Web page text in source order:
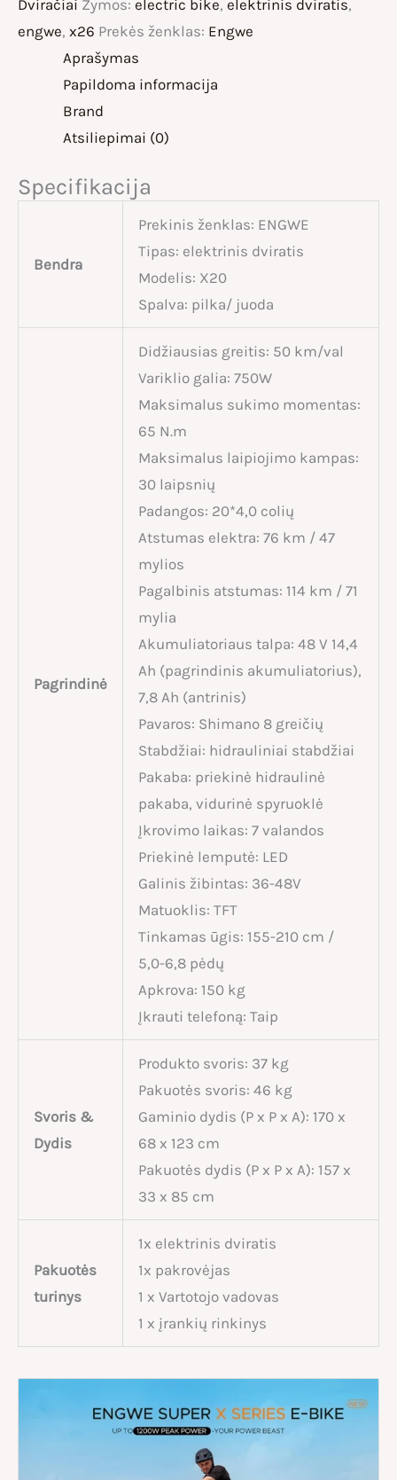
Dviračiai Žymos: electric bike, elektrinis dviratis,
engwe, x26 Prekės ženklas: Engwe
Aprašymas
Papildoma informacija
Brand
Atsiliepimai (0)
Specifikacija
Bendra
Prekinis ženklas: ENGWE
Tipas: elektrinis dviratis
Modelis: X20
Spalva: pilka/ juoda
Pagrindinė
Didžiausias greitis: 50 km/val
Variklio galia: 750W
Maksimalus sukimo momentas:
65 N.m
Maksimalus laipiojimo kampas:
30 laipsnių
Padangos: 20*4,0 colių
Atstumas elektra: 76 km / 47
mylios
Pagalbinis atstumas: 114 km / 71
mylia
Akumuliatoriaus talpa: 48 V 14,4
Ah (pagrindinis akumuliatorius),
7,8 Ah (antrinis)
Pavaros: Shimano 8 greičių
Stabdžiai: hidrauliniai stabdžiai
Pakaba: priekinė hidraulinė
pakaba, vidurinė spyruoklė
Įkrovimo laikas: 7 valandos
Priekinė lemputė: LED
Galinis žibintas: 36-48V
Matuoklis: TFT
Tinkamas ūgis: 155-210 cm /
5,0-6,8 pėdų
Apkrova: 150 kg
Įkrauti telefoną: Taip
Svoris &
Dydis
Produkto svoris: 37 kg
Pakuotės svoris: 46 kg
Gaminio dydis (P x P x A): 170 x
68 x 123 cm
Pakuotės dydis (P x P x A): 157 x
33 x 85 cm
Pakuotės
turinys
1x elektrinis dviratis
1x pakrovėjas
1 x Vartotojo vadovas
1 x įrankių rinkinys